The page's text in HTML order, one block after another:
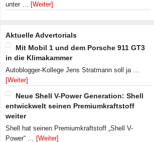
unter … [Weiter]
Aktuelle Advertorials
Mit Mobil 1 und dem Porsche 911 GT3
in die Klimakammer
Autoblogger-Kollege Jens Stratmann soll ja …
[Weiter]
Neue Shell V-Power Generation: Shell
entwickwelt seinen Premiumkraftstoff
weiter
Shell hat seinen Premiumkraftstoff „Shell V-
Power“ … [Weiter]